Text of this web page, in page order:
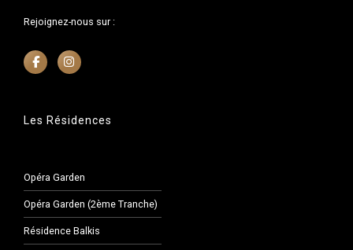
Rejoignez-nous sur :
Les Résidences
Opéra Garden
Opéra Garden (2ème Tranche)
Résidence Balkis